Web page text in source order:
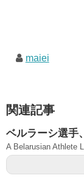
maiei
関連記事
ベルラーシ選手
A Belarusian Athlete